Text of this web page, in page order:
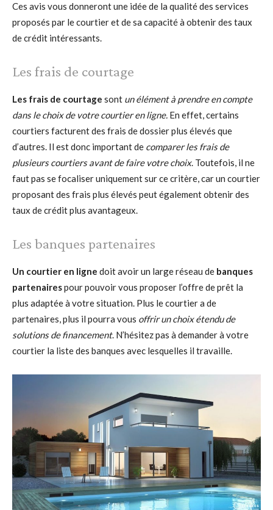
Ces avis vous donneront une idée de la qualité des services
proposés par le courtier et de sa capacité à obtenir des taux
de crédit intéressants.
Les frais de courtage
Les frais de courtage sont un élément à prendre en compte
dans le choix de votre courtier en ligne. En effet, certains
courtiers facturent des frais de dossier plus élevés que
d’autres. Il est donc important de comparer les frais de
plusieurs courtiers avant de faire votre choix. Toutefois, il ne
faut pas se focaliser uniquement sur ce critère, car un courtier
proposant des frais plus élevés peut également obtenir des
taux de crédit plus avantageux.
Les banques partenaires
Un courtier en ligne doit avoir un large réseau de banques
partenairespour pouvoir vous proposer l’offre de prêt la
plus adaptée à votre situation. Plus le courtier a de
partenaires, plus il pourra vous offrir un choix étendu de
solutions de financement. N’hésitez pas à demander à votre
courtier la liste des banques avec lesquelles il travaille.